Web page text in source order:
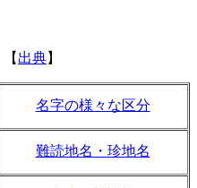
出典】
名字の様々な区分
難読地名・珍地名